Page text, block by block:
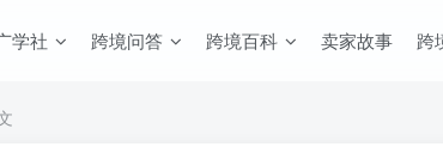
学社 跨境问答 跨境百科 卖家故事 跨